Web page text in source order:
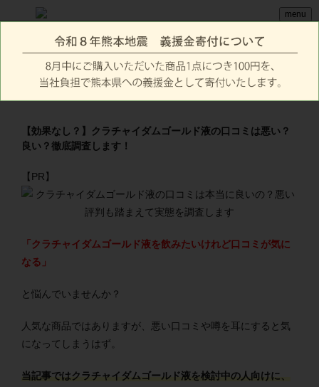
menu
【効果なし？】クラチャイダムゴールド液の口コミは悪い？
良い？徹底調査します！
【PR】
「クラチャイダムゴールド液を飲みたいけれど口コミが気に
なる」
と悩んでいませんか？
人気な商品ではありますが、悪い口コミや噂を耳にすると気
になってしまうはず。
当記事ではクラチャイダムゴールド液を検討中の人向けに、